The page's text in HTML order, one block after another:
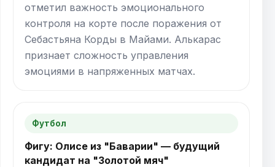
отметил важность эмоционального
контроля на корте после поражения от
Себастьяна Корды в Майами. Алькарас
признает сложность управления
эмоциями в напряженных матчах.
Футбол
Фигу: Олисе из "Баварии" — будущий
кандидат на "Золотой мяч"